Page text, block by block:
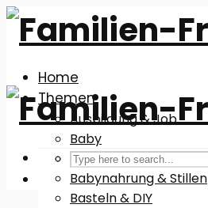
Home
Themen
Ausbildung & Job
Baby
Babyausstattung
Babynahrung & Stillen
Basteln & DIY